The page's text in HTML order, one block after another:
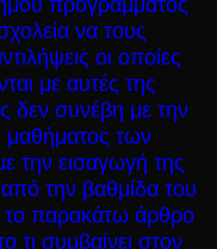
προγράμματος
να τους
οι οποίες
με αυτές της
δεν συνέβη με την
μαθήματος των
την εισαγωγή της
την βαθμίδα του
το παρακάτω άρθρο
τι συμβαίνει στον